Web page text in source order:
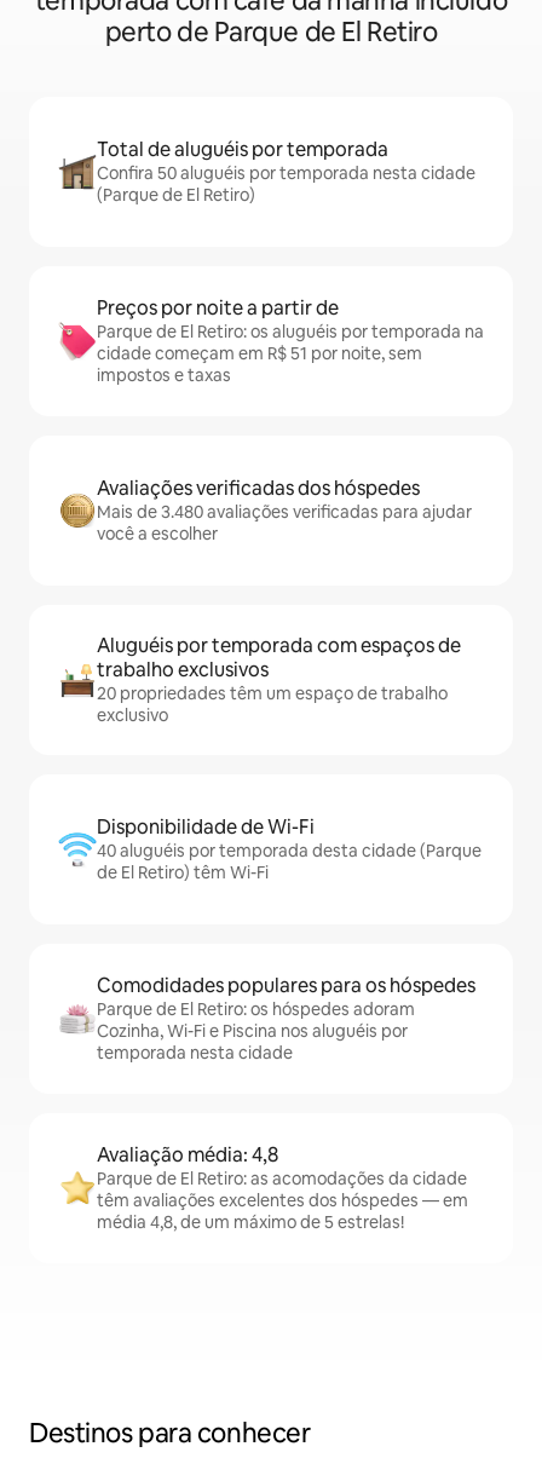
perto de Parque de El Retiro
Total de aluguéis por temporada
Confira 50 aluguéis por temporada nesta cidade
(Parque de El Retiro)
Preços por noite a partir de
Parque de El Retiro: os aluguéis por temporada na
cidade começam em R$ 51 por noite, sem
impostos e taxas
Avaliações verificadas dos hóspedes
Mais de 3.480 avaliações verificadas para ajudar
você a escolher
Aluguéis por temporada com espaços de
trabalho exclusivos
20 propriedades têm um espaço de trabalho
exclusivo
Disponibilidade de Wi-Fi
40 aluguéis por temporada desta cidade (Parque
de El Retiro) têm Wi-Fi
Comodidades populares para os hóspedes
Parque de El Retiro: os hóspedes adoram
Cozinha, Wi-Fi e Piscina nos aluguéis por
temporada nesta cidade
Avaliação média: 4,8
Parque de El Retiro: as acomodações da cidade
têm avaliações excelentes dos hóspedes — em
média 4,8, de um máximo de 5 estrelas!
Destinos para conhecer